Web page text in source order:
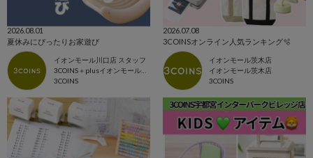
2026.08.01
夏休みにぴったりお家遊び
イオンモール川口店 スタッフ
3COINS＋plusイオンモール川口店
3COINS
2026.07.08
3COINSオンライン人気ランキング🫧
イオンモール茨木店
イオンモール茨木店
3COINS